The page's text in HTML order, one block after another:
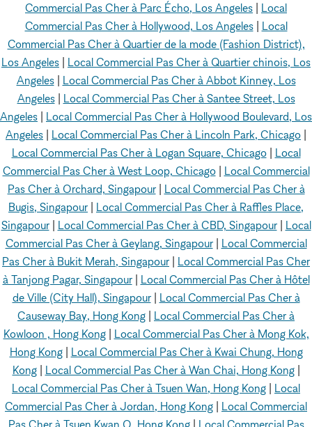
Commercial Pas Cher à Parc Écho, Los Angeles
Local
Commercial Pas Cher à Hollywood, Los Angeles| Local
Commercial Pas Cher à Quartier de la mode (Fashion District),
Los Angeles
Local Commercial Pas Cher à Quartier chinois, Los
Angeles| Local Commercial Pas Cher à Abbot Kinney, Los
Angeles| Local Commercial Pas Cher à Santee Street, Los
Angeles
Local Commercial Pas Cher à Hollywood Boulevard, Los
Angeles
Local Commercial Pas Cher à Lincoln Park, Chicago
Local Commercial Pas Cher à Logan Square, Chicago| Local
Commercial Pas Cher à West Loop, Chicago| Local Commercial
Pas Cher à Orchard, Singapour| Local Commercial Pas Cher à
Bugis, Singapour
Local Commercial Pas Cher à Raffles Place,
Singapour| Local Commercial Pas Cher à CBD, Singapour| Local
Commercial Pas Cher à Geylang, Singapour| Local Commercial
Pas Cher à Bukit Merah, Singapour
Local Commercial Pas Cher
à Tanjong Pagar, Singapour| Local Commercial Pas Cher à Hôtel
de Ville (City Hall), Singapour| Local Commercial Pas Cher à
Causeway Bay, Hong Kong
Local Commercial Pas Cher à
Kowloon , Hong Kong| Local Commercial Pas Cher à Mong Kok,
Hong Kong| Local Commercial Pas Cher à Kwai Chung, Hong
Kong| Local Commercial Pas Cher à Wan Chai, Hong Kong|
Local Commercial Pas Cher à Tsuen Wan, Hong Kong
Local
Commercial Pas Cher à Jordan, Hong Kong
Local Commercial
Pas Cher à Tsuen Kwan O, Hong Kong| Local Commercial Pas